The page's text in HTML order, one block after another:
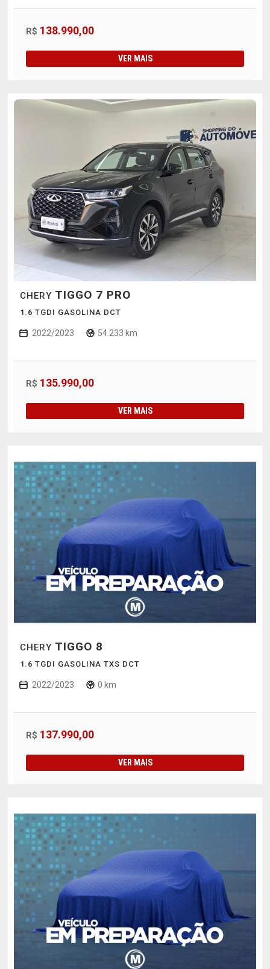
R$ 138.990,00
VER MAIS
CHERY TIGGO 7 PRO
1.6 TGDI GASOLINA DCT
2022/2023 54.233 km
R$ 135.990,00
VER MAIS
CHERY TIGGO 8
1.6 TGDI GASOLINA TXS DCT
2022/2023 0 km
R$ 137.990,00
VER MAIS